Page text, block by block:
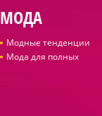
МОДА
Модные тенденции
Мода для полных